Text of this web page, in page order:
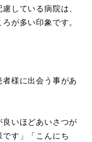
している病院は、
が多い印象です。
様に出会う事があ
いほどあいさつが
す」「こんにち